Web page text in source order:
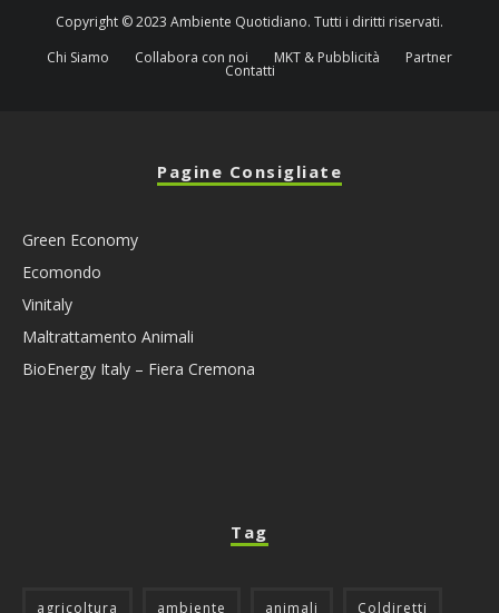
Copyright © 2023 Ambiente Quotidiano. Tutti i diritti riservati.
Chi Siamo
Collabora con noi MKT & Pubblicità Partner
Contatti
Pagine Consigliate
Green Economy
Ecomondo
Vinitaly
Maltrattamento Animali
BioEnergy Italy – Fiera Cremona
Tag
agricoltura ambiente animali Coldiretti